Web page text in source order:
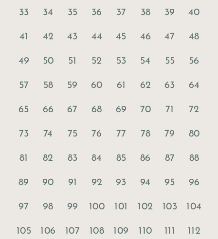
33 34 35 36 37 38 39 40
41 42 43 44 45 46 47 48
49 50 51 52 53 54 55 56
57 58 59 60 61 62 63 64
65 66 67 68 69 70 71 72
73 74 75 76 77 78 79 80
81 82 83 84 85 86 87 88
89 90 91 92 93 94 95 96
97 98 99 100 101 102 103 104
105 106 107 108 109 110 111 112